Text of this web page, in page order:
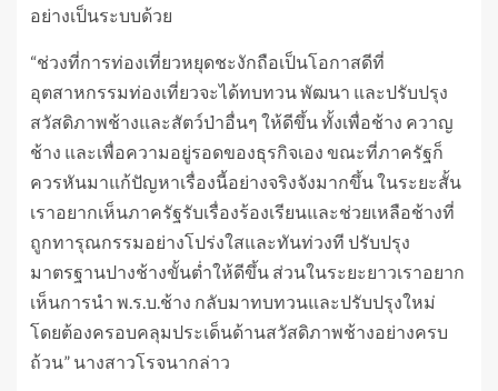
อย่างเป็นระบบด้วย
“ช่วงที่การท่องเที่ยวหยุดชะงักถือเป็นโอกาสดีที่
อุตสาหกรรมท่องเที่ยวจะได้ทบทวน พัฒนา และปรับปรุง
สวัสดิภาพช้างและสัตว์ป่าอื่นๆ ให้ดีขึ้น ทั้งเพื่อช้าง ควาญ
ช้าง และเพื่อความอยู่รอดของธุรกิจเอง ขณะที่ภาครัฐก็
ควรหันมาแก้ปัญหาเรื่องนี้อย่างจริงจังมากขึ้น ในระยะสั้น
เราอยากเห็นภาครัฐรับเรื่องร้องเรียนและช่วยเหลือช้างที่
ถูกทารุณกรรมอย่างโปร่งใสและทันท่วงที ปรับปรุง
มาตรฐานปางช้างขั้นต่ำให้ดีขึ้น ส่วนในระยะยาวเราอยาก
เห็นการนำ พ.ร.บ.ช้าง กลับมาทบทวนและปรับปรุงใหม่
โดยต้องครอบคลุมประเด็นด้านสวัสดิภาพช้างอย่างครบ
ถ้วน” นางสาวโรจนากล่าว